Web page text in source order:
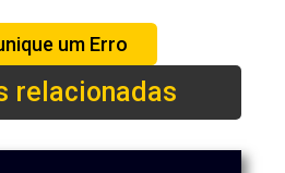
um Erro
relacionadas